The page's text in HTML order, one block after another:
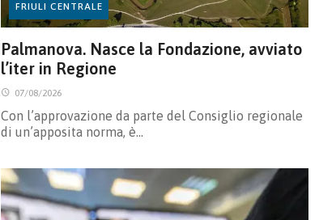
FRIULI CENTRALE
Palmanova. Nasce la Fondazione, avviato
l’iter in Regione
07/08/2026
Con l’approvazione da parte del Consiglio regionale
di un’apposita norma, è…